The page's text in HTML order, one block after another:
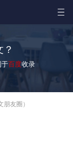
百度收录
友圈）